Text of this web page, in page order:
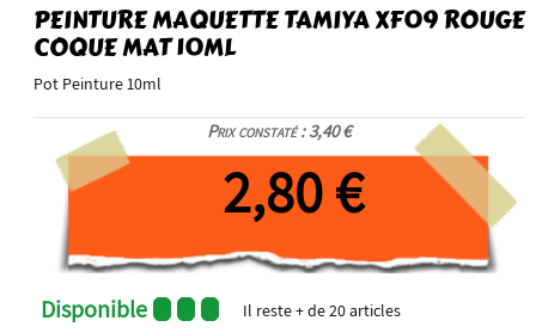
PEINTURE MAQUETTE TAMIYA XF09 ROUGE
COQUE MAT 10ML
Pot Peinture 10ml
Prix constaté : 3,40 €
2,80 €
Disponible Il reste+ de 20articles